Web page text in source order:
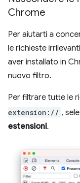
Chrome
Per aiutarti a
le richieste
aver installato in
nuovo filtro.
Per filtrare tutte le
extension:// ,
estensioni.